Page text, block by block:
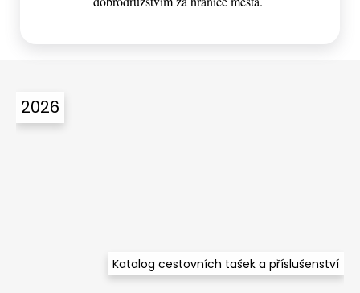
Z
2026
Katalog cestovních tašek a příslušenství